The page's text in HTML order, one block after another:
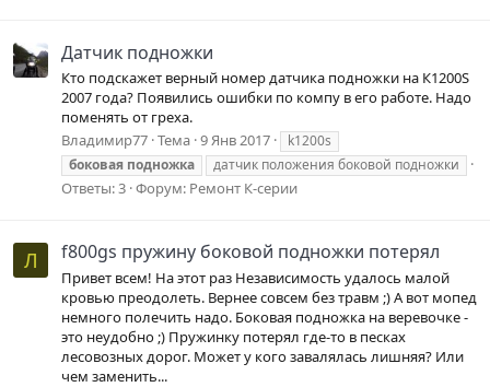
Датчик подножки
Кто подскажет верный номер датчика подножки на К1200S
2007 года? Появились ошибки по компу в его работе. Надо
поменять от греха.
Владимир77 Тема 9 Янв 2017
k1200s
боковая подножка датчик положения боковой подножки
Ответы: 3 Форум: Ремонт К-серии
Л f800gs пружину боковой подножки потерял
Привет всем! На этот раз Независимость удалось малой
кровью преодолеть. Вернее совсем без травм ;) А вот мопед
немного полечить надо. Боковая подножка на веревочке -
это неудобно ;) Пружинку потерял где-то в песках
лесовозных дорог. Может у кого завалялась лишняя? Или
чем заменить...